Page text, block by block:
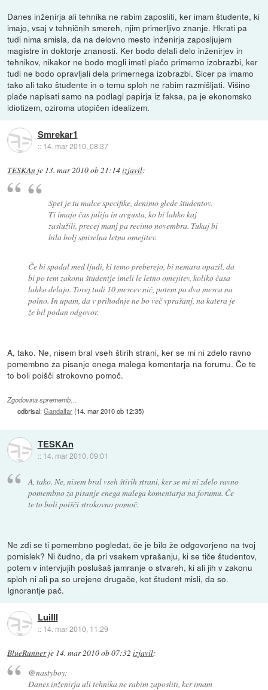
Danes inženirja ali tehnika ne rabim zaposliti, ker imam študente, ki
imajo, vsaj v tehničnih smereh, njim primerljivo znanje. Hkrati pa
tudi nima smisla, da na delovno mesto inženirja zaposljujem
magistre in doktorje znanosti. Ker bodo delali delo inženirjev in
tehnikov, nikakor ne bodo mogli imeti plačo primerno izobrazbi, ker
tudi ne bodo opravljali dela primernega izobrazbi. Sicer pa imamo
tako ali tako študente in o temu sploh ne rabim razmišljati. Višino
plače napisati samo na podlagi papirja iz faksa, pa je ekonomsko
idiotizem, oziroma utopičen idealizem.
Smrekar1
:: 14. mar 2010, 08:37
TESKAn je 13. mar 2010 ob 21:14izjavil:
Spet je tu malce specifike, denimo glede študentov.
Ti imajo čas julija in avgusta, ko bi lahko kaj
zaslužili, precej manj pa recimo novembra. Tukaj bi
bila bolj smiselna letna omejitev.
Če bi spadal med ljudi, ki temo preberejo, bi nemara opazil, da
bi po tem zakonu študentje imeli le letno omejitev, koliko časa
lahko delajo. Torej tudi 10 mescev nič, potem pa dva mesca na
polno. In upam, da v prihodnje ne bo več vprašanj, na katera je
že bil podan odgovor.
A, tako. Ne, nisem bral vseh štirih strani, ker se mi ni zdelo ravno
pomembno za pisanje enega malega komentarja na forumu. Če te
to boli poišči strokovno pomoč.
Zgodovina sprememb…
odbrisal:Gandalfar(14. mar 2010 ob 12:35)
TESKAn
:: 14. mar 2010, 09:01
A, tako. Ne, nisem bral vseh štirih strani, ker se mi ni zdelo ravno
pomembno za pisanje enega malega komentarja na forumu. Če
te to boli poišči strokovno pomoč.
Ne zdi se ti pomembno pogledat, če je bilo že odgovorjeno na tvoj
pomislek? Ni čudno, da pri vsakem vprašanju, ki se tiče študentov,
potem v intervjujih poslušaš jamranje o stvareh, ki ali jih v zakonu
sploh ni ali pa so urejene drugače, kot študent misli, da so.
Ignorantje pač.
LuiIII
:: 14. mar 2010, 11:29
BlueRunnerje 14. mar 2010 ob 07:32 izjavil:
@nastyboy:
Danes inženirja ali tehnika ne rabim zaposliti, ker imam